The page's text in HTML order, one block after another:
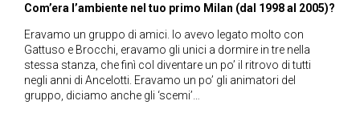
Com’era l’ambiente nel tuo primo Milan (dal 1998 al 2005)?
Eravamo un gruppo di amici. Io avevo legato molto con
Gattuso e Brocchi, eravamo gli unici a dormire in tre nella
stessa stanza, che finì col diventare un po’ il ritrovo di tutti
negli anni di Ancelotti. Eravamo un po’ gli animatori del
gruppo, diciamo anche gli ‘scemi’…